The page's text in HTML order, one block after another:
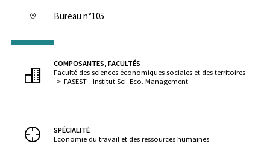
Bureau n°105
COMPOSANTES, FACULTÉS
Faculté des sciences économiques sociales et des territoires
FASEST - Institut Sci. Eco. Management
SPÉCIALITÉ
Economie du travail et des ressources humaines